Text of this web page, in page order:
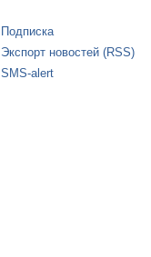
Подписка
Экспорт новостей (RSS)
SMS-alert